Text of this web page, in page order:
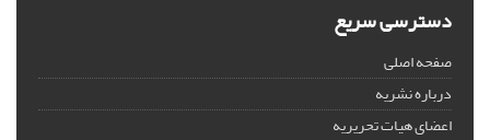
دسترسی سریع
صفحه اصلی
درباره نشریه
اعضای هیات تحریریه